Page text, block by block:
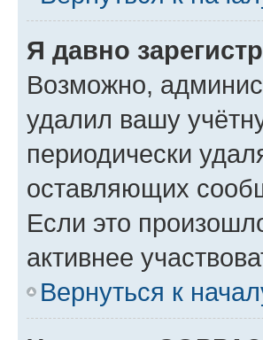
Я давно
Возможно,
удалил вашу
периодически
оставляющих
Если это
активнее
Вернуться к